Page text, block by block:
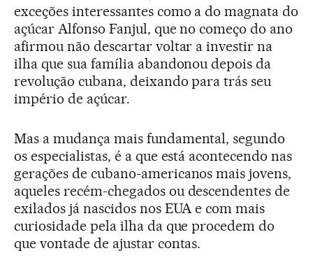
exceções interessantes como a do magnata do
açúcar Alfonso Fanjul, que no começo do ano
afirmou não descartar voltar a investir na
ilha que sua família abandonou depois da
revolução cubana, deixando para trás seu
império de açúcar.
Mas a mudança mais fundamental, segundo
os especialistas, é a que está acontecendo nas
gerações de cubano-americanos mais jovens,
aqueles recém-chegados ou descendentes de
exilados já nascidos nos EUA e com mais
curiosidade pela ilha da que procedem do
que vontade de ajustar contas.